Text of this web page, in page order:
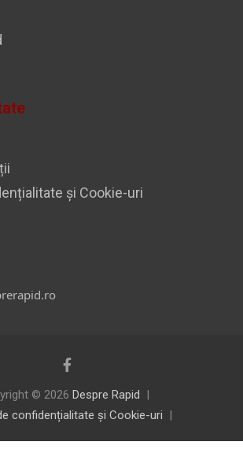
și Cookie-uri
© 2026 Despre Rapid
confidențialitate și Cookie-uri